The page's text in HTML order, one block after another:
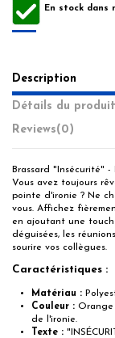
En stock dans
Description
Détails du produit
Reviews(0)
Brassard "Insécurité"
Vous avez toujours
pointe d'ironie ? Ne
vous. Affichez
en ajoutant une
déguisées, les
sourire vos collègues.
Caractéristiques :
Matériau :
Couleur : Orange
de l'ironie.
Texte :